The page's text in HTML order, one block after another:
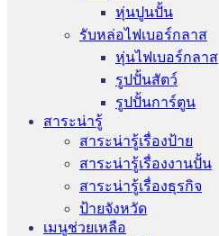
หุ่นปูนปั้น
รับหล่อไฟเบอร์กลาส
หุ่นไฟเบอร์กลาส
รูปปั้นสัตว์
รูปปั้นการ์ตูน
สาระน่ารู้
สาระน่ารู้เรื่องป้าย
สาระน่ารู้เรื่องงานปั้น
สาระน่ารู้เรื่องธุรกิจ
ป้ายจังหวัด
เมนูช่วยเหลือ